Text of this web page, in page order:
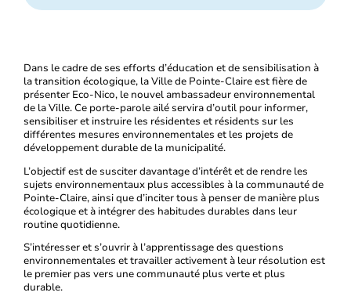
Dans le cadre de ses efforts d’éducation et de sensibilisation à
la transition écologique, la Ville de Pointe-Claire est fière de
présenter Eco-Nico, le nouvel ambassadeur environnemental
de la Ville. Ce porte-parole ailé servira d’outil pour informer,
sensibiliser et instruire les résidentes et résidents sur les
différentes mesures environnementales et les projets de
développement durable de la municipalité.
L’objectif est de susciter davantage d’intérêt et de rendre les
sujets environnementaux plus accessibles à la communauté de
Pointe-Claire, ainsi que d’inciter tous à penser de manière plus
écologique et à intégrer des habitudes durables dans leur
routine quotidienne.
S’intéresser et s’ouvrir à l’apprentissage des questions
environnementales et travailler activement à leur résolution est
le premier pas vers une communauté plus verte et plus
durable.